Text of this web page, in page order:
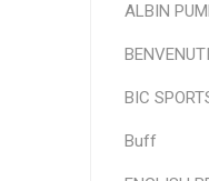
ALBIN
BENVENUTI
BIC
Buff